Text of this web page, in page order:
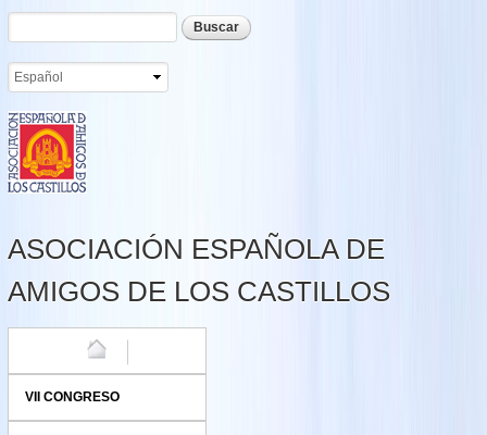
Pasar al
contenido
Formulario de búsqueda
Buscar
ASOCIACIÓN ESPAÑOLA DE
AMIGOS DE LOS CASTILLOS
VII CONGRESO